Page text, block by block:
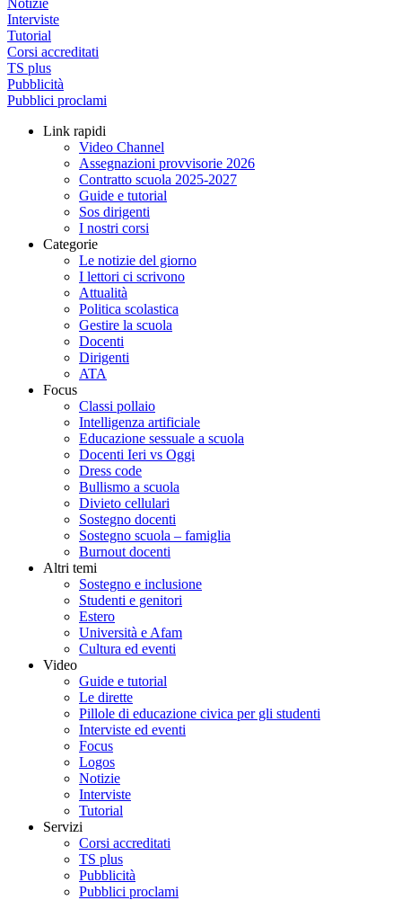
Notizie
Interviste
Tutorial
Corsi accreditati
TS plus
Pubblicità
Pubblici proclami
Link rapidi
Video Channel
Assegnazioni provvisorie 2026
Contratto scuola 2025-2027
Guide e tutorial
Sos dirigenti
I nostri corsi
Categorie
Le notizie del giorno
I lettori ci scrivono
Attualità
Politica scolastica
Gestire la scuola
Docenti
Dirigenti
ATA
Focus
Classi pollaio
Intelligenza artificiale
Educazione sessuale a scuola
Docenti Ieri vs Oggi
Dress code
Bullismo a scuola
Divieto cellulari
Sostegno docenti
Sostegno scuola – famiglia
Burnout docenti
Altri temi
Sostegno e inclusione
Studenti e genitori
Estero
Università e Afam
Cultura ed eventi
Video
Guide e tutorial
Le dirette
Pillole di educazione civica per gli studenti
Interviste ed eventi
Focus
Logos
Notizie
Interviste
Tutorial
Servizi
Corsi accreditati
TS plus
Pubblicità
Pubblici proclami